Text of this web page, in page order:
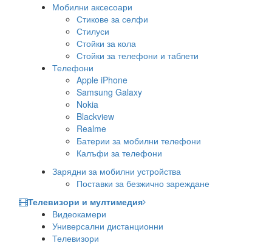
Мобилни аксесоари
Стикове за селфи
Стилуси
Стойки за кола
Стойки за телефони и таблети
Телефони
Apple iPhone
Samsung Galaxy
Nokia
Blackview
Realme
Батерии за мобилни телефони
Калъфи за телефони
Зарядни за мобилни устройства
Поставки за безжично зареждане
Телевизори и мултимедия
Видеокамери
Универсални дистанционни
Телевизори